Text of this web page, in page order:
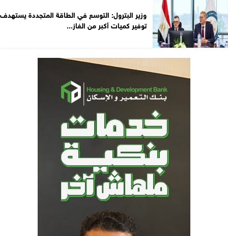
وزير البترول: التوسع في الطاقة المتجددة يستهدف
توفير كميات أكبر من الغاز...